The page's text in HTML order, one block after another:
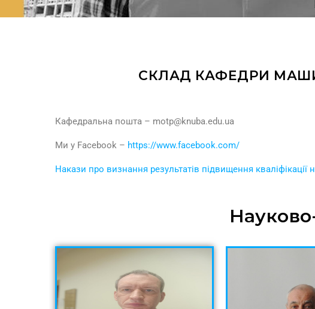
СКЛАД КАФЕДРИ
Кафедральна пошта – motp@knuba.edu.ua
Ми у Facebook – https://www.facebook.com/
Накази про визнання результатів підвищення